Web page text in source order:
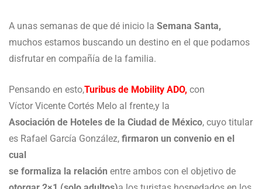
A unas semanas de que dé inicio la Semana Santa,
muchos estamos buscando un destino en el que podamos
disfrutar en compañía de la familia.
Pensando en esto,Turibus de Mobility ADO, con
Víctor Vicente Cortés Melo al frente,y la
Asociación de Hoteles de la Ciudad de México, cuyo titular
es Rafael García González, firmaron un convenio en el
cual
se formaliza la relación entre ambos con el objetivo de